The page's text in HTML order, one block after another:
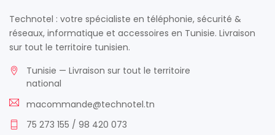
Technotel : votre spécialiste en téléphonie, sécurité &
réseaux, informatique et accessoires en Tunisie. Livraison
sur tout le territoire tunisien.
Tunisie — Livraison sur tout le territoire
national
macommande@technotel.tn
75 273 155 / 98 420 073